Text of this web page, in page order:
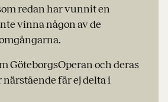
redan har vunnit en
vinna någon av de
GöteborgsOperan och deras
får ej delta i